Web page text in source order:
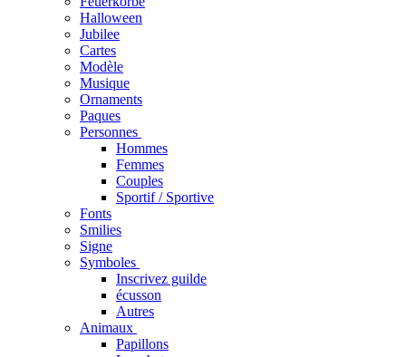
Halloween
Jubilee
Cartes
Modèle
Musique
Ornaments
Paques
Personnes
Hommes
Femmes
Couples
Sportif / Sportive
Fonts
Smilies
Signe
Symboles
Inscrivez guilde
écusson
Autres
Animaux
Papillons